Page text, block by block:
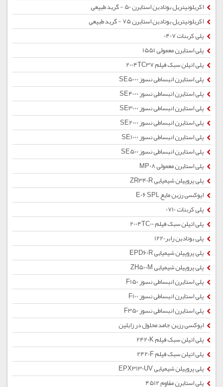
اکریلونیتریل بوتادین استایرن 50 - گرید طبیعی
اکریلونیتریل بوتادین استایرن 75 - گرید طبیعی
پلی کربنات 0407
پلی استایرن معمولی 1551
پلی اتیلن سبک فیلم 2004TC37
پلی استایرن انبساطی نسوز SE5000
پلی استایرن انبساطی نسوز SE4000
پلی استایرن انبساطی نسوز SE3000
پلی استایرن انبساطی نسوز SE2000
پلی استایرن انبساطی نسوز SE1000
پلی استایرن انبساطی نسوز SE500
پلی استایرن معمولی MP08
پلی پروپیلن شیمیایی ZR340R
اپوکسی رزین مایع E06 SPL
پلی کربنات 0710
پلی اتیلن سبک فیلم 2004TC00
پلی بوتادین رابر1220
پلی پروپیلن شیمیایی EPD60R
پلی پروپیلن شیمیایی ZH500M
پلی استایرن انبساطی نسوز F150
پلی استایرن انبساطی نسوز F100
پلی استایرن انبساطی نسوز F350
اپوکسی رزین جامد محلول در زایلین
پلی اتیلن سبک فیلم 2420K
پلی اتیلن سبک فیلم 2420F
پلی پروپیلن شیمیایی EPX3130UV
پلی استایرن مقاوم 4512